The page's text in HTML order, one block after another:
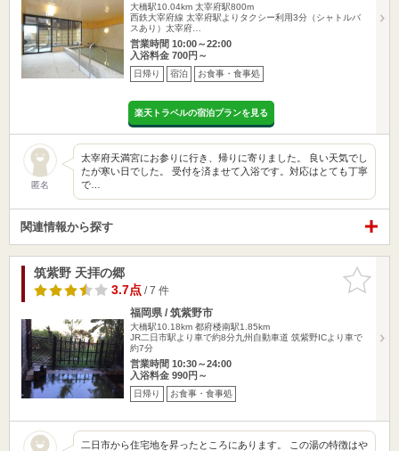
大橋駅10.04km 太宰府駅800m
西鉄大宰府線 太宰府駅よりタクシー利用3分（シャトルバ
スあり）太宰府…
営業時間 10:00～22:00
入浴料金 700円～
日帰り 宿泊 お食事・食事処
楽天トラベルの宿泊プランを見る
匿名
太宰府天満宮にお参りに行き、帰りに寄りました。 良い天気でし
たが寒い日でした。 受付を済ませて入浴です。対応はとても丁寧
で…
関連情報から探す
お気に入
りに追加
筑紫野 天拝の郷
3.7点/ 7 件
福岡県 / 筑紫野市
大橋駅10.18km 都府楼南駅1.85km
JR二日市駅より車で約8分九州自動車道 筑紫野ICより車で
約7分
営業時間 10:30～24:00
入浴料金 990円～
日帰り お食事・食事処
二日市から住宅地を昇ったところにあります。 この湯の特徴はや